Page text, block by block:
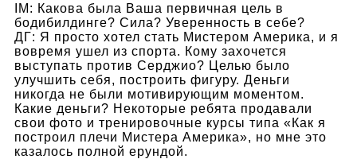
IM: Какова была Ваша первичная цель в
бодибилдинге? Сила? Уверенность в себе?
ДГ: Я просто хотел стать Мистером Америка, и я
вовремя ушел из спорта. Кому захочется
выступать против Серджио? Целью было
улучшить себя, построить фигуру. Деньги
никогда не были мотивирующим моментом.
Какие деньги? Некоторые ребята продавали
свои фото и тренировочные курсы типа «Как я
построил плечи Мистера Америка», но мне это
казалось полной ерундой.